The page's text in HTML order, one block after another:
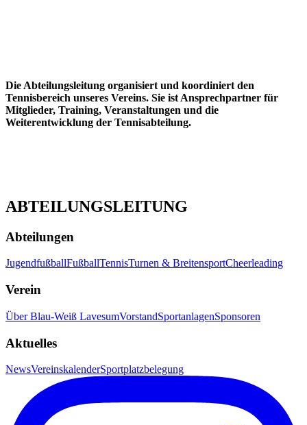
Die Abteilungsleitung organisiert und koordiniert den
Tennisbereich unseres Vereins. Sie ist Ansprechpartner für
Mitglieder, Training, Veranstaltungen und die
Weiterentwicklung der Tennisabteilung.
ABTEILUNGSLEITUNG
Abteilungen
JugendfußballFußballTennisTurnen & BreitensportCheerleading
Verein
Über Blau-Weiß LavesumVorstandSportanlagenSponsoren
Aktuelles
NewsVereinskalenderSportplatzbelegung